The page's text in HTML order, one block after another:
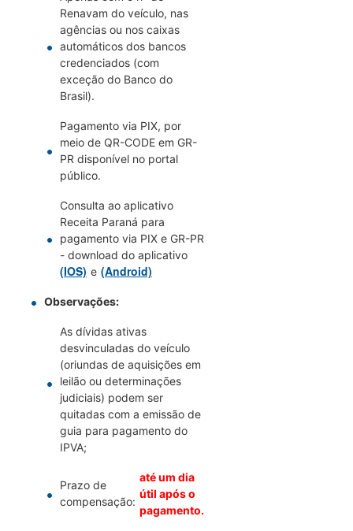
Renavam do veículo, nas
agências ou nos caixas
automáticos dos bancos
credenciados (com
exceção do Banco do
Brasil).
Pagamento via PIX, por
meio de QR-CODE em GR-
PR disponível no portal
público.
Consulta ao aplicativo
Receita Paraná para
pagamento via PIX e GR-PR
- download do aplicativo
(IOS) e (Android)
Observações:
As dívidas ativas
desvinculadas do veículo
(oriundas de aquisições em
leilão ou determinações
judiciais) podem ser
quitadas com a emissão de
guia para pagamento do
IPVA;
Prazo de
compensação:
até um dia
útil após o
pagamento.